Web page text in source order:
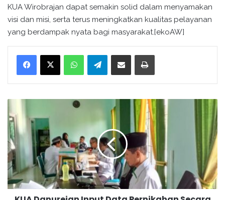
KUA Wirobrajan dapat semakin solid dalam menyamakan
visi dan misi, serta terus meningkatkan kualitas pelayanan
yang berdampak nyata bagi masyarakat.[ekoAW]
WhatsApp Telegram
U
A
D
a
n
u
r
e